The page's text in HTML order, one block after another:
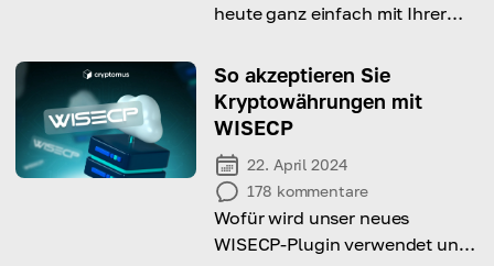
heute ganz einfach mit Ihrer
So akzeptieren Sie
Kryptowährungen mit
WISECP
22. April 2024
178 kommentare
Wofür wird unser neues
WISECP-Plugin verwendet und